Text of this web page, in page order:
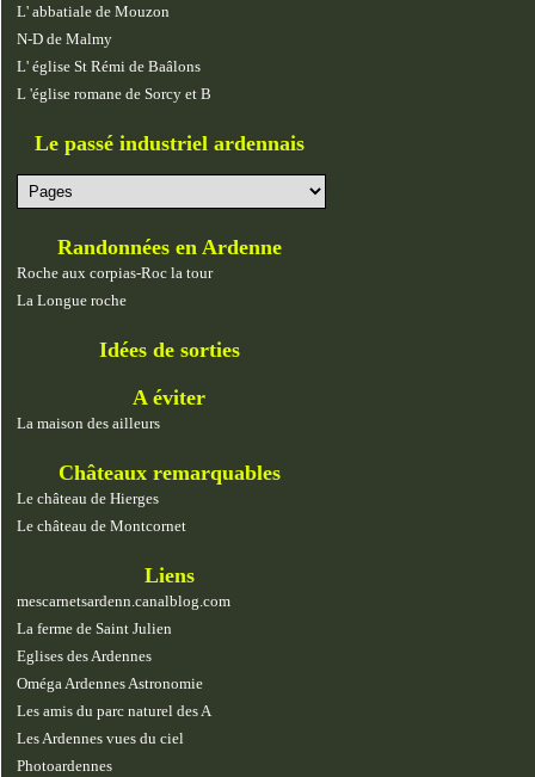
L' abbatiale de Mouzon
N-D de Malmy
L' église St Rémi de Baâlons
L 'église romane de Sorcy et B
Le passé industriel ardennais
Randonnées en Ardenne
Roche aux corpias-Roc la tour
La Longue roche
Idées de sorties
A éviter
La maison des ailleurs
Châteaux remarquables
Le château de Hierges
Le château de Montcornet
Liens
mescarnetsardenn.canalblog.com
La ferme de Saint Julien
Eglises des Ardennes
Oméga Ardennes Astronomie
Les amis du parc naturel des A
Les Ardennes vues du ciel
Photoardennes